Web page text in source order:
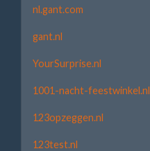
nl.gant.com
gant.nl
YourSurprise.nl
1001-nacht-feestwinkel.nl
123opzeggen.nl
123test.nl